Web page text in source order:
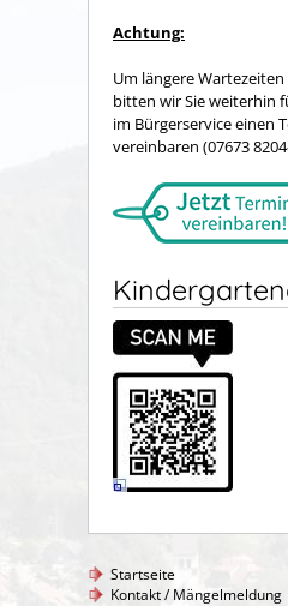
Achtung:
Um längere
bitten wir Sie weiterhin
im Bürgerservice einen
vereinbaren (07673
Startseite
Kontakt / Mängelmeldung